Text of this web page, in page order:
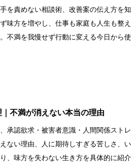
を責めない相談術、改善案の伝え方を知
味方を増やし、仕事も家庭も人生も整え
不満を我慢せず行動に変える今日から使
不満が消えない本当の理由
承認欲求・被害者意識・人間関係ストレ
ない理由、人に期待しすぎる苦しさ、い
、味方を失わない生き方を具体的に紹介